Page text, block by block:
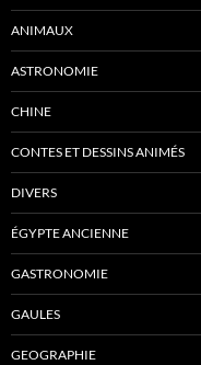
ANIMAUX
ASTRONOMIE
CHINE
CONTES ET DESSINS ANIMÉS
DIVERS
ÉGYPTE ANCIENNE
GASTRONOMIE
GAULES
GEOGRAPHIE